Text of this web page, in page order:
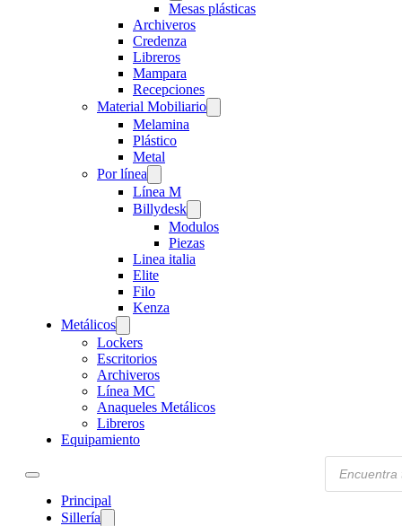
Mesas plásticas
Archiveros
Credenza
Libreros
Mampara
Recepciones
Material Mobiliario
Melamina
Plástico
Metal
Por línea
Línea M
Billydesk
Modulos
Piezas
Linea italia
Elite
Filo
Kenza
Metálicos
Lockers
Escritorios
Archiveros
Línea MC
Anaqueles Metálicos
Libreros
Equipamiento
Principal
Sillería
Products
search